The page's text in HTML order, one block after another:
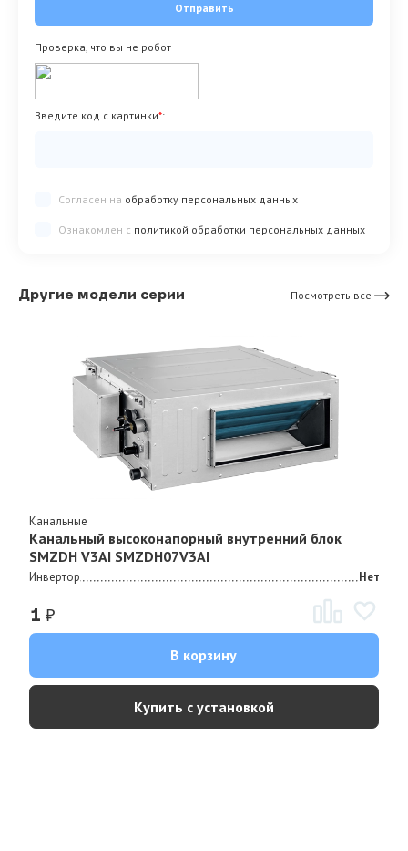
Отправить
Проверка, что вы не робот
Введите код с картинки*:
Согласен на обработку персональных данных
Ознакомлен с политикой обработки персональных данных
Другие модели серии Посмотреть все
Канальные
Канальный высоконапорный внутренний блок
SMZDH V3AI SMZDH07V3AI
Инвертор Нет
1 ₽
В корзину
Купить с установкой